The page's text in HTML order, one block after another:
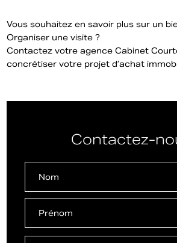
Vous souhaitez en savoir plus sur un
Organiser une visite ?
Contactez votre agence Cabinet
concrétiser votre projet d’achat
Contactez-